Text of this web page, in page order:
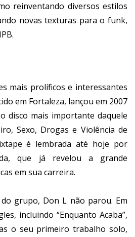
reinventando diversos estilos
novas texturas para o funk,
mais prolíficos e interessantes
em Fortaleza, lançou em 2007
disco mais importante daquele
Sexo, Drogas e Violência de
é lembrada até hoje por
que já revelou a grande
em sua carreira.
grupo, Don L não parou. Em
incluindo “Enquanto Acaba”,
o seu primeiro trabalho solo,